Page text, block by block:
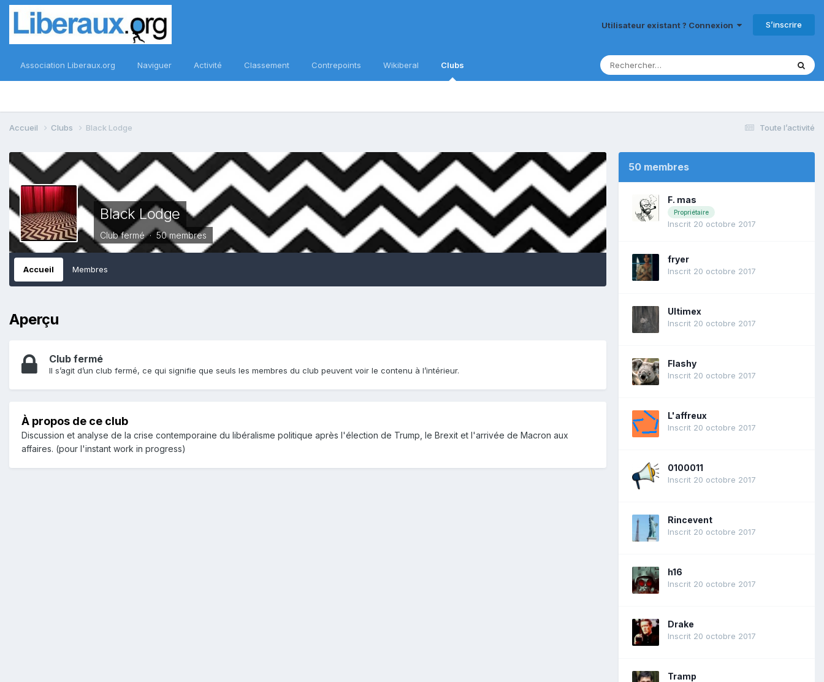
Utilisateur existant ? Connexion S’inscrire
Association Liberaux.org Naviguer Activité Classement Contrepoints Wikiberal Clubs
Toute l’activité
Accueil Clubs Black Lodge
Black Lodge
Club fermé · 50 membres
Accueil Membres
Aperçu
Club fermé
Il s’agit d’un club fermé, ce qui signifie que seuls les membres du club peuvent voir le contenu à l’intérieur.
À propos de ce club
Discussion et analyse de la crise contemporaine du libéralisme politique après l'élection de Trump, le Brexit et l'arrivée de Macron aux
affaires. (pour l'instant work in progress)
50 membres
F. mas
Propriétaire
Inscrit 20 octobre 2017
fryer
Inscrit 20 octobre 2017
Ultimex
Inscrit 20 octobre 2017
Flashy
Inscrit 20 octobre 2017
L'affreux
Inscrit 20 octobre 2017
0100011
Inscrit 20 octobre 2017
Rincevent
Inscrit 20 octobre 2017
h16
Inscrit 20 octobre 2017
Drake
Inscrit 20 octobre 2017
Tramp